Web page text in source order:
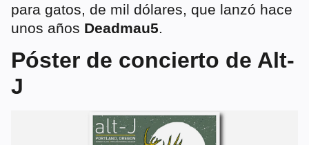
para gatos, de mil dólares, que lanzó hace
unos años Deadmau5.
Póster de concierto de Alt-
J